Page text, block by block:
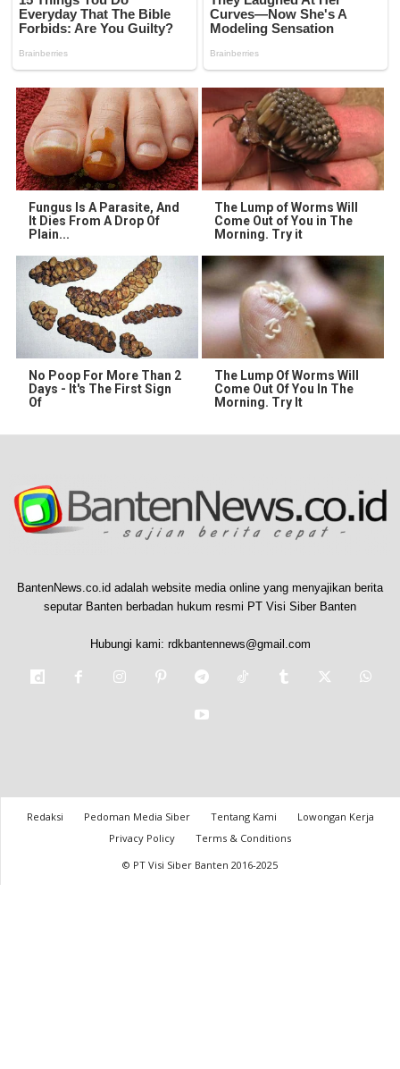
Fungus Is A Parasite, And
It Dies From A Drop Of
Plain...
The Lump of Worms Will
Come Out of You in The
Morning. Try it
No Poop For More Than 2
Days - It's The First Sign
Of
The Lump Of Worms Will
Come Out Of You In The
Morning. Try It
BantenNews.co.id adalah website media online yang menyajikan berita
seputar Banten berbadan hukum resmi PT Visi Siber Banten
Hubungi kami: rdkbantennews@gmail.com
Redaksi Pedoman Media Siber Tentang Kami
Lowongan Kerja
Privacy Policy
Terms & Conditions
© PT Visi Siber Banten 2016-2025